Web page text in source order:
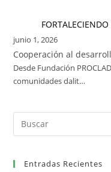
junio 1, 2026
Cooperación al
Desde Fundación
comunidades dalit…
Entradas Recientes